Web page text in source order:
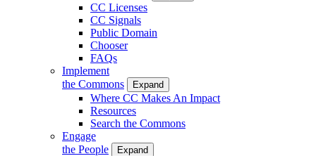
CC Licenses
CC Signals
Public Domain
Chooser
FAQs
Implement
the Commons
Expand
Where CC Makes An Impact
Resources
Search the Commons
Engage
the People
Expand